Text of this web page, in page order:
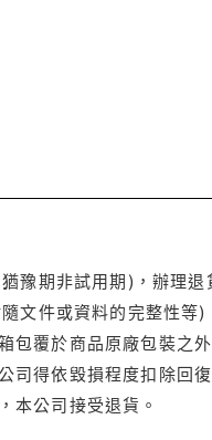
豫期非試用期)，辦理退
文件或資料的完整性等)
包覆於商品原廠包裝之
司得依毀損程度扣除回
本公司接受退貨。